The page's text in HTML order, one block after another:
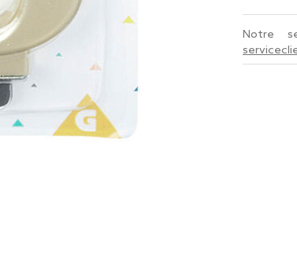
Notre